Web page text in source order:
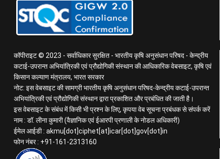
कॉपीराइट © 2023 - सर्वाधिकार सुरक्षित - भारतीय कृषि अनुसंधान परिषद - केन्द्रीय
कटाई-उपरान्त अभियांत्रिकी एवं प्रौद्योगिकी संस्थान की आधिकारिक वेबसाइट, कृषि एवं
किसान कल्याण मंत्रालय, भारत सरकार
नोट: इस वेबसाइट की सामग्री भारतीय कृषि अनुसंधान परिषद-केन्द्रीय कटाई-उपरान्त
अभियांत्रिकी एवं प्रौद्योगिकी संस्थान द्वारा प्रकाशित और प्रबंधित की जाती है।
इस वेबसाइट के संबंध में किसी भी प्रश्न के लिए, कृपया वेब सूचना प्रबंधक से संपर्क करें
नाम : डॉ. लीना कुमारी (वैज्ञानिक एवं ईआरपी प्रणाली के नोडल अधिकारी)
ईमेल आईडी : akmu[dot]ciphet[at]icar[dot]gov[dot]in
फोन नंबर : +91-161-2313160